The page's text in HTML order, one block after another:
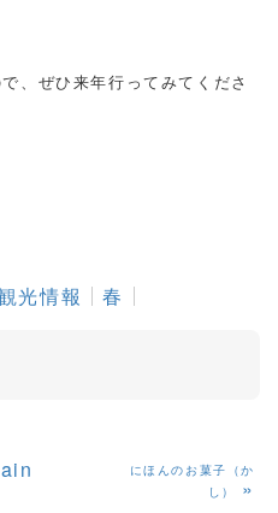
、ぜひ来年行ってみてくださ
光情報 春
にほんのお菓子（か
し）
»